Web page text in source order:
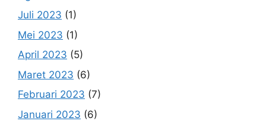
Juli 2023 (1)
Mei 2023 (1)
April 2023 (5)
Maret 2023 (6)
Februari 2023 (7)
Januari 2023 (6)